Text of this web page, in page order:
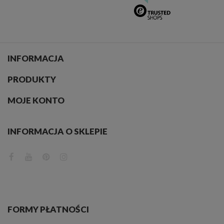
wykonujesz codzienne treningi lub stać się elementem dekoracyjnym w salach
INFORMACJA
PRODUKTY
MOJE KONTO
INFORMACJA O SKLEPIE
FORMY PŁATNOŚCI